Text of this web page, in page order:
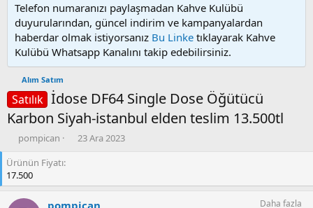
Telefon numaranızı paylaşmadan Kahve Kulübü
duyurularından, güncel indirim ve kampanyalardan
haberdar olmak istiyorsanız Bu Linke tıklayarak Kahve
Kulübü Whatsapp Kanalını takip edebilirsiniz.
Alım Satım
Satılık İdose DF64 Single Dose Öğütücü
Karbon Siyah-istanbul elden teslim 13.500tl
K
n
u
y
u
pompican
B
a
n
23 Ara 2023
Ürünün Fiyatı
17.500
pompican Daha fazla